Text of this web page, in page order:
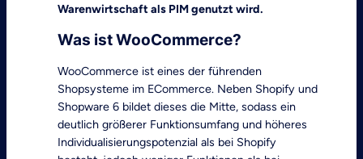
Warenwirtschaft als PIM genutzt wird.
Was ist WooCommerce?
WooCommerce ist eines der führenden
Shopsysteme im ECommerce. Neben Shopify und
Shopware 6 bildet dieses die Mitte, sodass ein
deutlich größerer Funktionsumfang und höheres
Individualisierungspotenzial als bei Shopify